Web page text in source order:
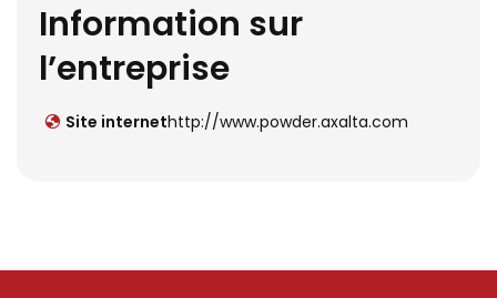
Information sur
l’entreprise
Site internethttp://www.powder.axalta.com